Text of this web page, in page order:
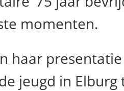
momenten.
haar
jeugd in Elburg